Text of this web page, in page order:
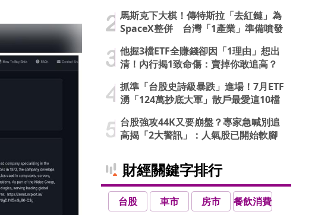
馬斯克下大棋！傳特斯拉「去紅鏈」為
SpaceX整併 台灣「1產業」準備噴發
他握3檔ETF全賺錢卻因「1理由」想出
清！內行揭1致命傷：賣掉你敢追高？
抓準「台股史詩級暴跌」進場！7月ETF
湧「124萬抄底大軍」散戶最愛這10檔
台股強攻44K又要崩盤？專家急喊別追
高揭「2大警訊」：人氣股已開始軟腳
財經關鍵字排行
台股 車市 房市
餐飲消費